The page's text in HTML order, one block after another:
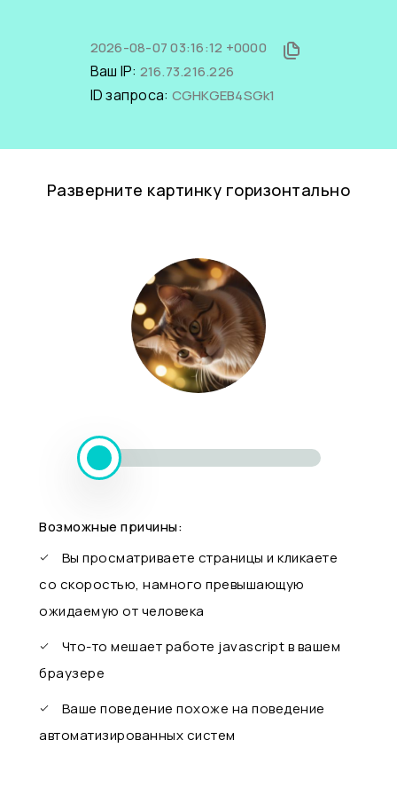
2026-08-07 03:16:12 +0000
Ваш IP: 216.73.216.226
ID запроса: CGHKGEB4SGk1
Разверните картинку горизонтально
Возможные причины:
Вы просматриваете страницы и кликаете
со скоростью, намного превышающую
ожидаемую от человека
Что-то мешает работе javascript в вашем
браузере
Ваше поведение похоже на поведение
автоматизированных систем